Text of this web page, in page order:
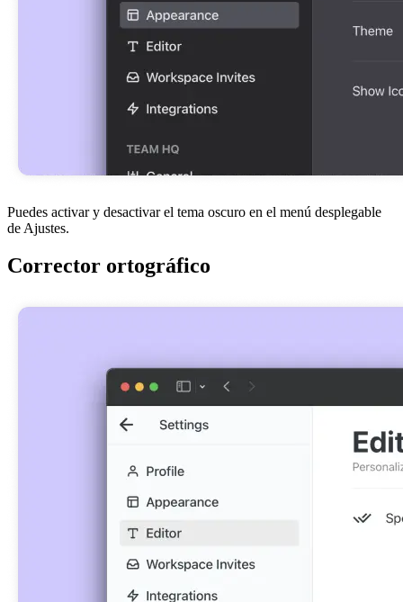
Puedes activar y desactivar el tema oscuro en el menú desplegable
de Ajustes.
Corrector ortográfico